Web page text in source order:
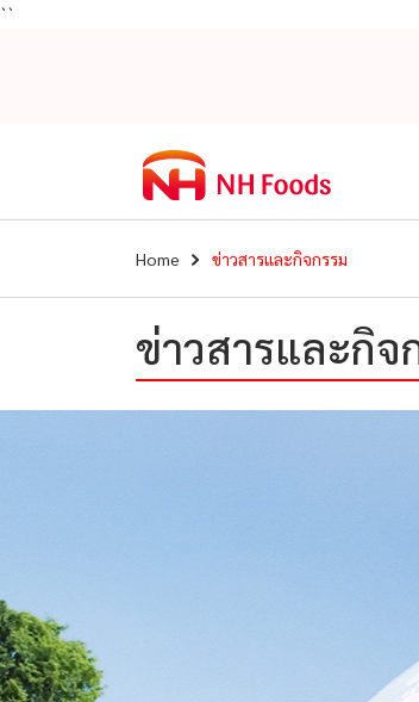
``
Home ข่าวสารและกิจกรรม
ข่าวสารและกิจ